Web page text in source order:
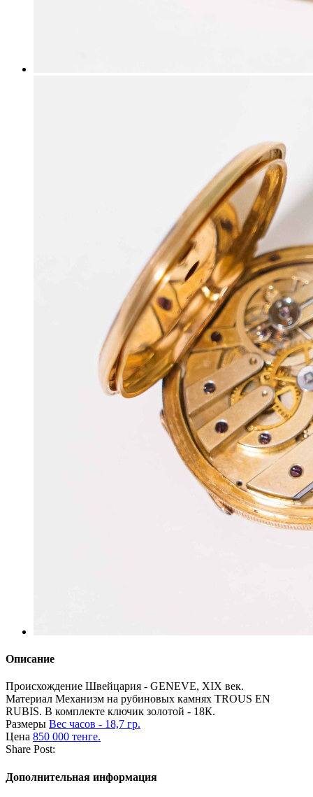
Описание
Происхождение Швейцария - GENEVE, XIX век.
Материал Механизм на рубиновых камнях TROUS EN
RUBIS. В комплекте ключик золотой - 18К.
Размеры Вес часов - 18,7 гр.
Цена 850 000 тенге.
Share Post:
Дополнительная информация